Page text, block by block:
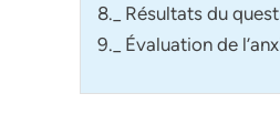
8._ Résultats du
9._ Évaluation de